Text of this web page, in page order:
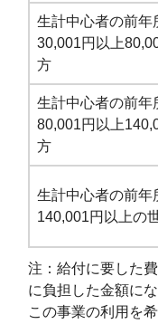
生計中心者の前年
30,001円以上
方
生計中心者の前年
80,001円以上
方
生計中心者の前年
140,001円以上の
注：給付に要した
に負担した金額にな
この事業の利用を